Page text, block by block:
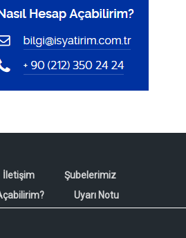
İletişim
Şubelerimiz
Uyarı Notu